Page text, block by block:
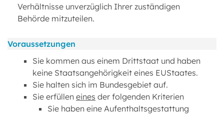
Verhältnisse unverzüglich Ihrer zuständigen
Behörde mitzuteilen.
Voraussetzungen
Sie kommen aus einem Drittstaat und haben
keine Staatsangehörigkeit eines EUStaates.
Sie halten sich im Bundesgebiet auf.
Sie erfüllen eines der folgenden Kriterien
Sie haben eine Aufenthaltsgestattung